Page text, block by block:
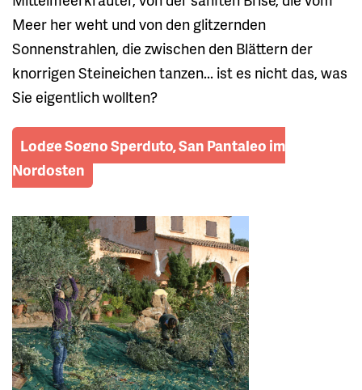
Meer her weht und von den glitzernden
Sonnenstrahlen, die zwischen den Blättern der
knorrigen Steineichen tanzen... ist es nicht das, was
Sie eigentlich wollten?
Lodge Sogno Sperduto, San Pantaleo im
Nordosten